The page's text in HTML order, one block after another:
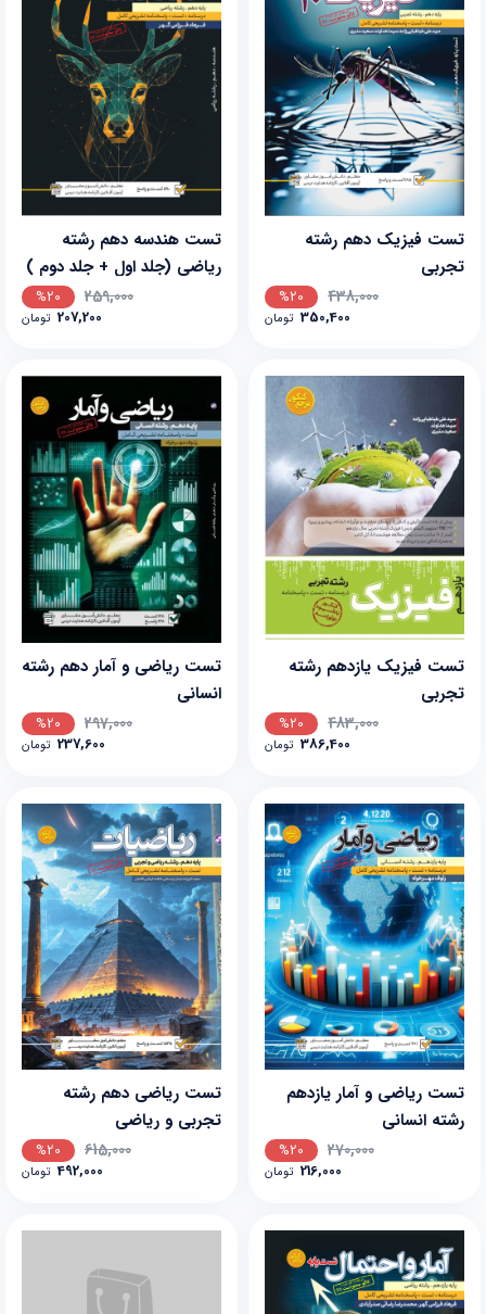
تست فیزیک دهم رشته
تجربی
438,000
%20
350,400 تومان
تست هندسه دهم رشته
ریاضی (جلد اول + جلد دوم )
259,000
%20
207,200 تومان
تست فیزیک یازدهم رشته
تجربی
483,000
%20
386,400 تومان
تست ریاضی و آمار دهم رشته
انسانی
297,000
%20
237,600 تومان
تست ریاضی و آمار یازدهم
رشته انسانی
270,000
%20
216,000 تومان
تست ریاضی دهم رشته
تجربی و ریاضی
615,000
%20
492,000 تومان